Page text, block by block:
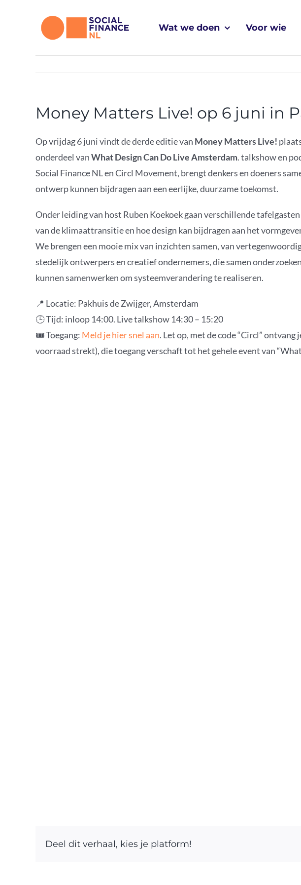
Wat we doen Voor wie
Money Matters Live! op 6 juni in
Op vrijdag 6 juni vindt de derde editie van Money Matters Live!
onderdeel vanWhat Design Can Do Live Amsterdam. talkshow en
Social Finance NL en Circl Movement, brengt denkers en doeners
ontwerp kunnen bijdragen aan een eerlijke, duurzame toekomst.
Onder leiding van host Ruben Koekoek gaan verschillende
van de klimaattransitie en hoe design kan bijdragen aan het
We brengen een mooie mix van inzichten samen, van
stedelijk ontwerpers en creatief ondernemers, die samen
kunnen samenwerken om systeemverandering te realiseren.
📍 Locatie: Pakhuis de Zwijger, Amsterdam
🕒 Tijd: inloop 14:00. Live talkshow 14:30 – 15:20
🎟️ Toegang: Meld je hier snel aan. Let op, met de code “Circl”
voorraad strekt), die toegang verschaft tot het gehele event van
Deel dit verhaal, kies je platform!